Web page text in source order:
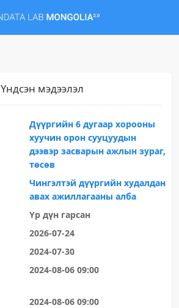
Үндсэн мэдээлэл
Дүүргийн 6 дугаар хорооны
хуучин орон сууцуудын
дээвэр засварын ажлын зураг,
төсөв
Чингэлтэй дүүргийн худалдан
авах ажиллагааны алба
Үр дүн гарсан
2026-07-24
2024-07-30
2024-08-06 09:00
2024-08-06 09:00